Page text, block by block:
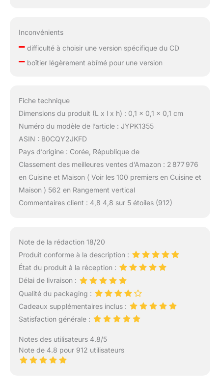
Inconvénients
–difficulté à choisir une version spécifique du CD
–boîtier légèrement abîmé pour une version
Fiche technique
Dimensions du produit (L x l x h) : 0,1 x 0,1 x 0,1 cm
Numéro du modèle de l’article : JYPK1355
ASIN : B0CQY2JKFD
Pays d’origine : Corée, République de
Classement des meilleures ventes d’Amazon : 2 877 976
en Cuisine et Maison ( Voir les 100 premiers en Cuisine et
Maison ) 562 en Rangement vertical
Commentaires client : 4,8 4,8 sur 5 étoiles (912)
Note de la rédaction 18/20
Produit conforme à la description :
État du produit à la réception :
Délai de livraison :
Qualité du packaging :
Cadeaux supplémentaires inclus :
Satisfaction générale :
Notes des utilisateurs 4.8/5
Note de 4.8 pour 912 utilisateurs